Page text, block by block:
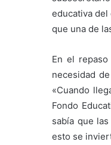
educativa
que una de
En el
necesidad
«Cuando
Fondo
sabía que
esto se